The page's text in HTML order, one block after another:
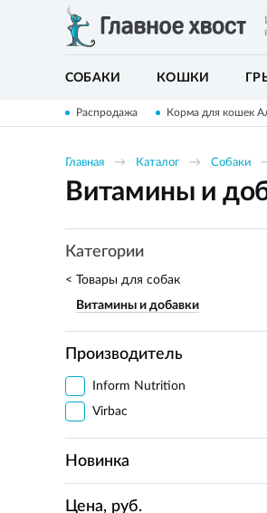
СОБАКИ КОШКИ
Распродажа Корма для кошек
Главная Каталог Собаки
Витамины и
Категории
Товары для собак
Витамины и добавки
Производитель
Inform Nutrition
Virbac
Новинка
Цена, руб.